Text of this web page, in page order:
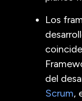
Los
del
Scrum,